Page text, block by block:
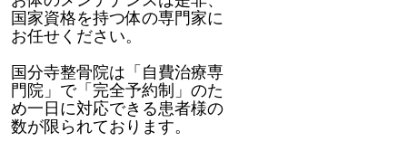
国家資格を持つ体の専門家に
お任せください。
国分寺整骨院は「自費治療専
門院」で「完全予約制」のた
め一日に対応できる患者様の
数が限られております。